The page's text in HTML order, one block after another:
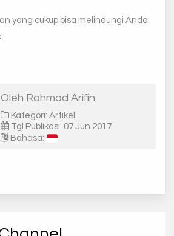
yang cukup bisa melindungi Anda
Oleh Rohmad Arifin
Kategori: Artikel
Tgl Publikasi: 07 Jun 2017
Bahasa: